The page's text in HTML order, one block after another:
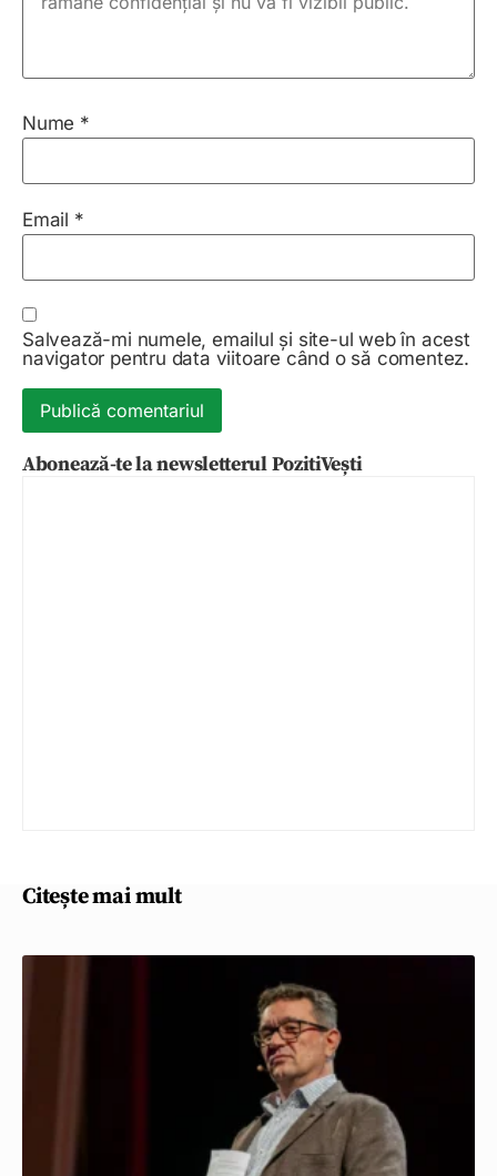
Nume *
Email *
Salvează-mi numele, emailul și site-ul web în acest
navigator pentru data viitoare când o să comentez.
Abonează-te la newsletterul PozitiVești
Citește mai mult